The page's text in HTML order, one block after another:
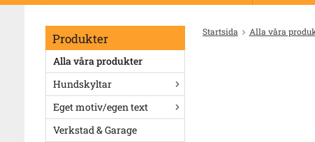
Produkter
Alla våra produkter
Hundskyltar
Eget motiv/egen text
Verkstad & Garage
Startsida Alla våra